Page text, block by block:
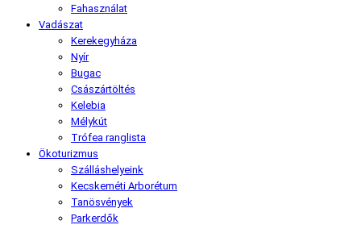
Fahasználat
Vadászat
Kerekegyháza
Nyír
Bugac
Császártöltés
Kelebia
Mélykút
Trófea ranglista
Ökoturizmus
Szálláshelyeink
Kecskeméti Arborétum
Tanösvények
Parkerdők